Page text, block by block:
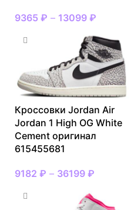
9365 ₽ – 13099 ₽
Кроссовки Jordan Air
Jordan 1 High OG White
Cement оригинал
615455681
9182 ₽ – 36199 ₽